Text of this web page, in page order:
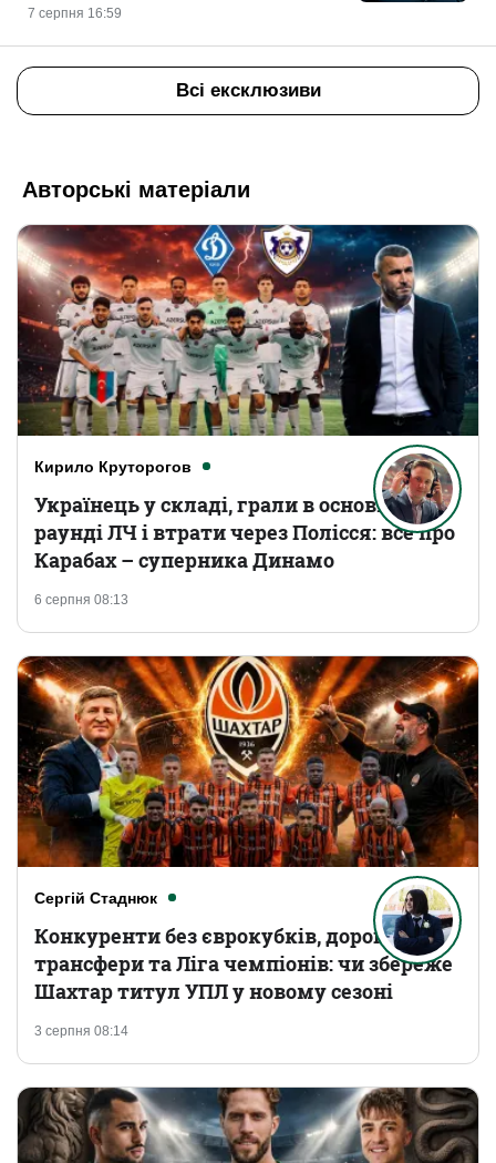
7 серпня 16:59
Всі ексклюзиви
Авторські матеріали
Кирило Круторогов
6 серпня 08:13
Українець у складі, грали в основному
раунді ЛЧ і втрати через Полісся: все про
Карабах – суперника Динамо
Сергій Стаднюк
3 серпня 08:14
Конкуренти без єврокубків, дорогі
трансфери та Ліга чемпіонів: чи збереже
Шахтар титул УПЛ у новому сезоні